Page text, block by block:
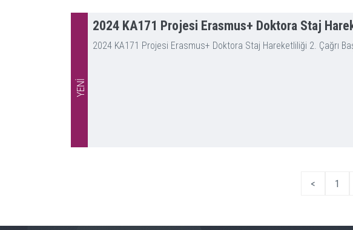
YENİ
2024 KA171 Projesi Erasmus+ Doktora Staj
2024 KA171 Projesi Erasmus+ Doktora Staj Hareketliliği 2. Çağrı
< 1